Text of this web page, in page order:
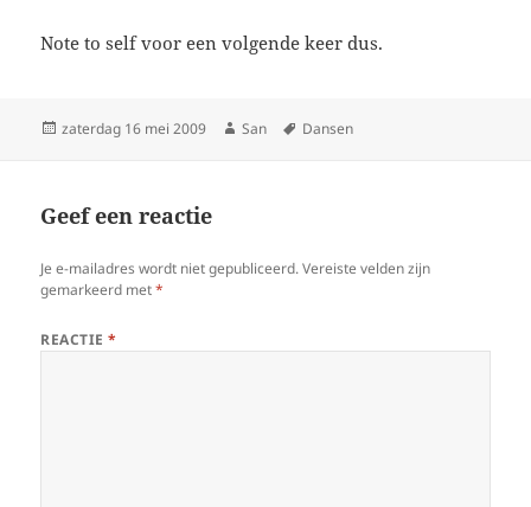
Note to self voor een volgende keer dus.
Geplaatst
zaterdag 16 mei 2009 Auteur
San Tags
Dansen
Geef een reactie
Je e-mailadres wordt niet gepubliceerd. Vereiste velden zijn
gemarkeerd met*
REACTIE*